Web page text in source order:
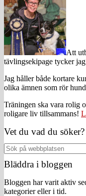
Att
tävlingsekipage tycker
Jag håller både kortare
olika ämnen som rör
Träningen ska vara rolig
roligare liv tillsammans!
Vet du vad du söker?
Sök
på
webbplatsen
Bläddra i bloggen
Bloggen har varit aktiv
kategorier eller i tid.